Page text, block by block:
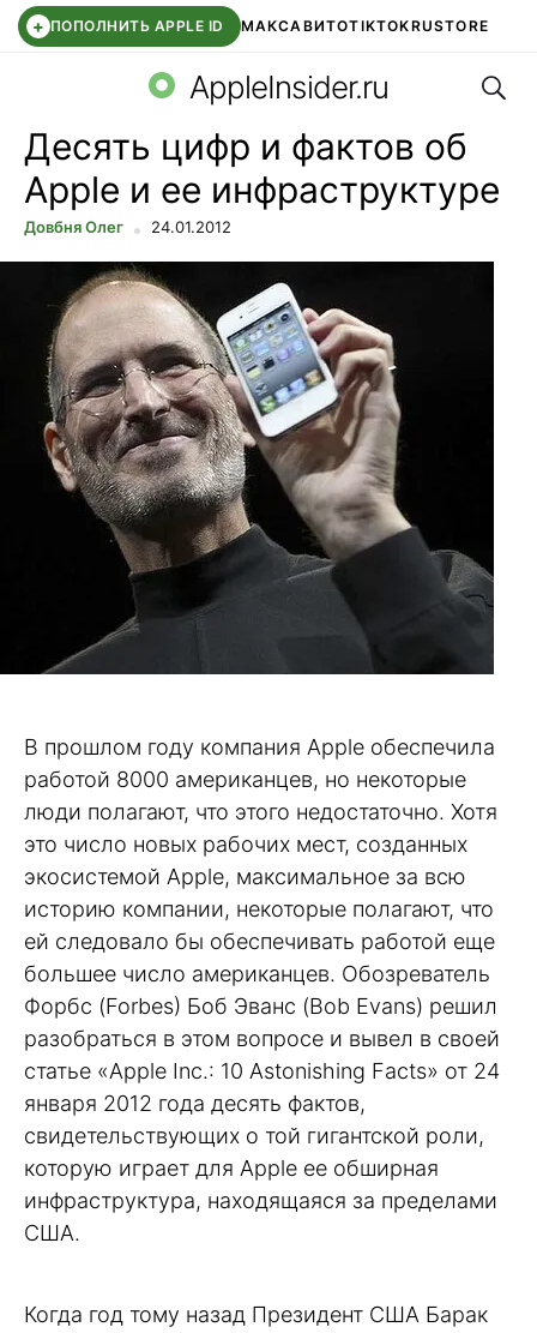
+ ПОПОЛНИТЬ APPLE ID МАКСАВИТОTIKTOKRUSTORE
WB КЛУБIOS 26.6 DDE STORE
AppleInsider.ru
Десять цифр и фактов об
Apple и ее инфраструктуре
Довбня Олег 24.01.2012
В прошлом году компания Apple обеспечила
работой 8000 американцев, но некоторые
люди полагают, что этого недостаточно. Хотя
это число новых рабочих мест, созданных
экосистемой Apple, максимальное за всю
историю компании, некоторые полагают, что
ей следовало бы обеспечивать работой еще
большее число американцев. Обозреватель
Форбс (Forbes) Боб Эванс (Bob Evans) решил
разобраться в этом вопросе и вывел в своей
статье «Apple Inc.: 10 Astonishing Facts» от 24
января 2012 года десять фактов,
свидетельствующих о той гигантской роли,
которую играет для Apple ее обширная
инфраструктура, находящаяся за пределами
США.
Когда год тому назад Президент США Барак